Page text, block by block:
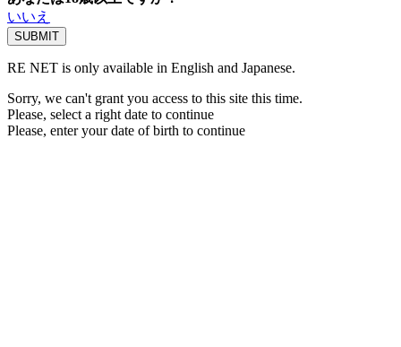
いいえ
RE NET is only available in English and Japanese.
Sorry, we can't grant you access to this site this time.
Please, select a right date to continue
Please, enter your date of birth to continue